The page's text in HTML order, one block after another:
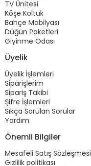
TV Ünitesi
Köşe Koltuk
Bahçe Mobilyası
Düğün Paketleri
Giyinme Odası
Üyelik
Üyelik İşlemleri
Siparişlerim
Sipariş Takibi
Şifre İşlemleri
Sıkça Sorulan Sorular
Yardım
Önemli Bilgiler
Mesafeli Satış Sözleşmesi
Gizlilik politikası